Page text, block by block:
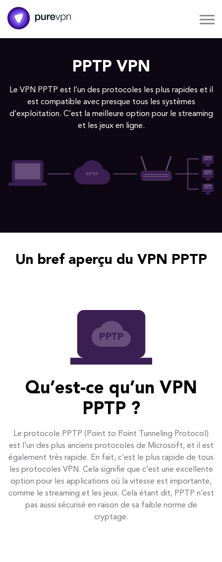
PPTP VPN
Le VPN PPTP est l’un des protocoles les plus rapides et il
est compatible avec presque tous les systèmes
d’exploitation. C’est la meilleure option pour le streaming
et les jeux en ligne.
Un bref aperçu du VPN PPTP
Qu’est-ce qu’un VPN
PPTP ?
Le protocole PPTP (Point to Point Tunneling Protocol)
est l’un des plus anciens protocoles de Microsoft, et il est
également très rapide. En fait, c’est le plus rapide de tous
les protocoles VPN. Cela signifie que c’est une excellente
option pour les applications où la vitesse est importante,
comme le streaming et les jeux. Cela étant dit, PPTP n’est
pas aussi sécurisé en raison de sa faible norme de
cryptage.